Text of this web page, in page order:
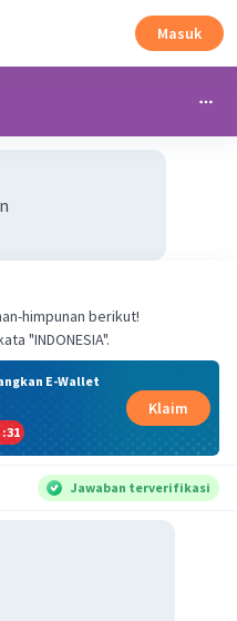
Masuk
himpunan berikut!
"INDONESIA".
E-Wallet
:30
Klaim
Jawaban terverifikasi